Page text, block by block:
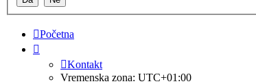
Početna
Kontakt
Vremenska zona: UTC+01:00